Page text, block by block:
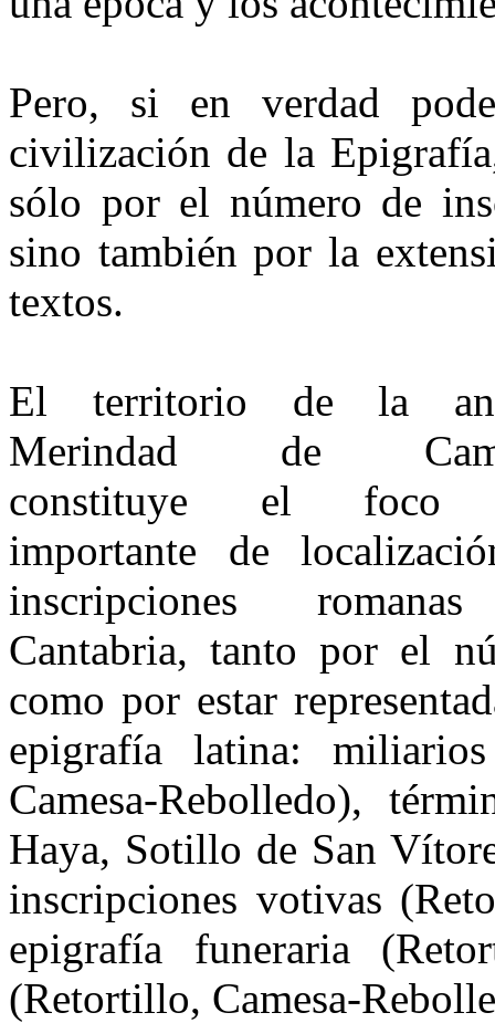
Pero, si en verdad
civilización de la
sólo por el número de
sino también por la
textos.
El territorio de la
Merindad de
constituye el foco
importante de
inscripciones
Cantabria, tanto por el
como por estar
epigrafía latina:
Camesa-Rebolledo),
Haya, Sotillo de San
inscripciones votivas
epigrafía funeraria
(Retortillo, Camesa-